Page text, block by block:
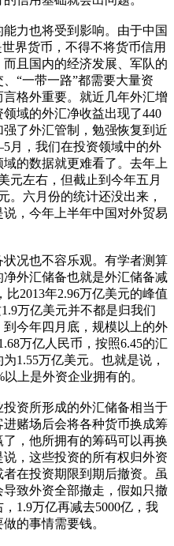
力也将受到影响。由于中国
界货币，不得不将货币信用
且国内的经济发展、军队的
“一带一路”都需要大量资
格外重要。就近几年外汇增
域的外汇净收益出现了440
了外汇管制，勉强恢复到近
月，我们在投资领域中的外
的数据就更难看了。去年上
元左右，但截止到今年五月
。六月份的统计还没出来，
，今年上半年中国对外贸易
况也不容乐观。有学者测算
外汇储备也就是外汇储备减
2013年2.96万亿美元的峰值
万亿美元并不都是归我们
今年四月底，规模以上的外
万亿人民币，按照6.45的汇
1.55万亿美元。也就是说，
上是外资企业拥有的。
资所形成的外汇储备相当于
赌场后会将各种货币换成筹
，他所拥有的筹码可以再换
，这些投资的所有权归外资
在投资期限到期后撤资。虽
致外资全部撤走，假如只撤
1.9万亿再减去5000亿，我
的事情需要钱。